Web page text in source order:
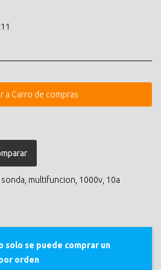
a Carro de compras
sonda multifuncion 1000v 10a
solo se puede comprar un
orden